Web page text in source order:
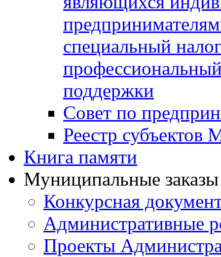
специальный
поддержки
Совет по
Реестр
Книга памяти
Муниципальные
Конкурсная
Административные
Проекты